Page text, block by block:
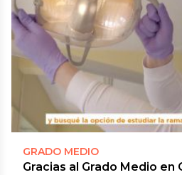
GRADO MEDIO
Gracias al Grado Medio en